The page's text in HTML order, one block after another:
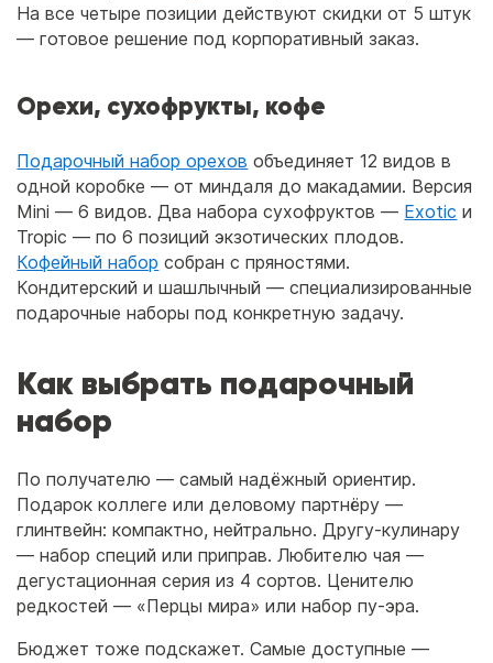
На все четыре позиции действуют скидки от 5 штук
— готовое решение под корпоративный заказ.
Орехи, сухофрукты, кофе
Подарочный набор орехов объединяет 12 видов в
одной коробке — от миндаля до макадамии. Версия
Mini — 6 видов. Два набора сухофруктов — Exotic и
Tropic — по 6 позиций экзотических плодов.
Кофейный набор собран с пряностями.
Кондитерский и шашлычный — специализированные
подарочные наборы под конкретную задачу.
Как выбрать подарочный
набор
По получателю — самый надёжный ориентир.
Подарок коллеге или деловому партнёру —
глинтвейн: компактно, нейтрально. Другу-кулинару
— набор специй или приправ. Любителю чая —
дегустационная серия из 4 сортов. Ценителю
редкостей — «Перцы мира» или набор пу-эра.
Бюджет тоже подскажет. Самые доступные —